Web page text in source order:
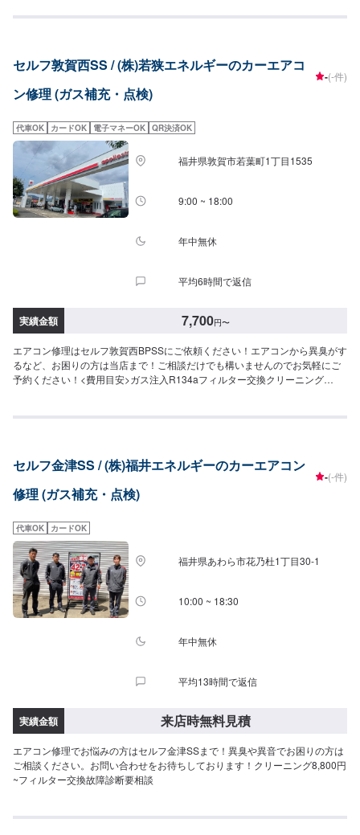
セルフ敦賀西SS / (株)若狭エネルギーのカーエアコ
ン修理 (ガス補充・点検)
-(-件)
代車OK カードOK 電子マネーOK QR決済OK
福井県敦賀市若葉町1丁目1535
9:00 ~ 18:00
年中無休
平均6時間で返信
実績金額 7,700円〜
エアコン修理はセルフ敦賀西BPSSにご依頼ください！エアコンから異臭がす
るなど、お困りの方は当店まで！ご相談だけでも構いませんのでお気軽にご
予約ください！<費用目安>ガス注入R134aフィルター交換クリーニング
セルフ金津SS / (株)福井エネルギーのカーエアコン
修理 (ガス補充・点検)
-(-件)
代車OK カードOK
福井県あわら市花乃杜1丁目30-1
10:00 ~ 18:30
年中無休
平均13時間で返信
実績金額 来店時無料見積
エアコン修理でお悩みの方はセルフ金津SSまで！異臭や異音でお困りの方は
ご相談ください。お問い合わせをお待ちしております！クリーニング8,800円
~フィルター交換故障診断要相談